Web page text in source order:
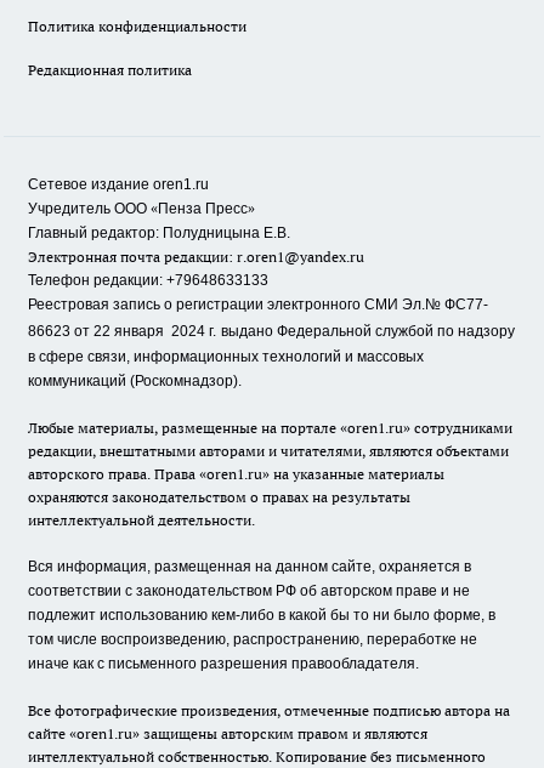
Политика конфиденциальности
Редакционная политика
Сетевое издание oren1.ru
Учредитель ООО «Пенза Пресс»
Главный редактор: Полудницына Е.В.
Электронная почта редакции: r.oren1@yandex.ru
Телефон редакции: +79648633133
Реестровая запись о регистрации электронного СМИ Эл.№ ФС77-
86623 от 22 января 2024 г. выдано Федеральной службой по надзору
в сфере связи, информационных технологий и массовых
коммуникаций (Роскомнадзор).
Любые материалы, размещенные на портале «oren1.ru» сотрудниками
редакции, внештатными авторами и читателями, являются объектами
авторского права. Права «oren1.ru» на указанные материалы
охраняются законодательством о правах на результаты
интеллектуальной деятельности.
Вся информация, размещенная на данном сайте, охраняется в
соответствии с законодательством РФ об авторском праве и не
подлежит использованию кем-либо в какой бы то ни было форме, в
том числе воспроизведению, распространению, переработке не
иначе как с письменного разрешения правообладателя.
Все фотографические произведения, отмеченные подписью автора на
сайте «oren1.ru» защищены авторским правом и являются
интеллектуальной собственностью. Копирование без письменного